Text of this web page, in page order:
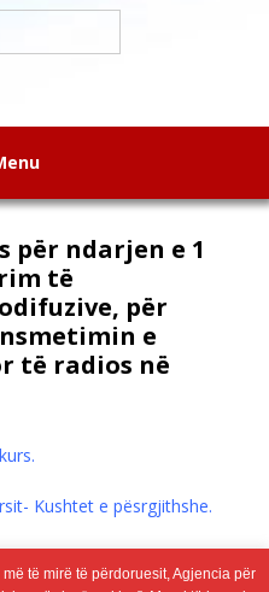
për ndarjen e 1
të
për
e
të radios në
Kushtet e pësrgjithshe.
në konkurs.
të mirë të përdoruesit, Agjencia për